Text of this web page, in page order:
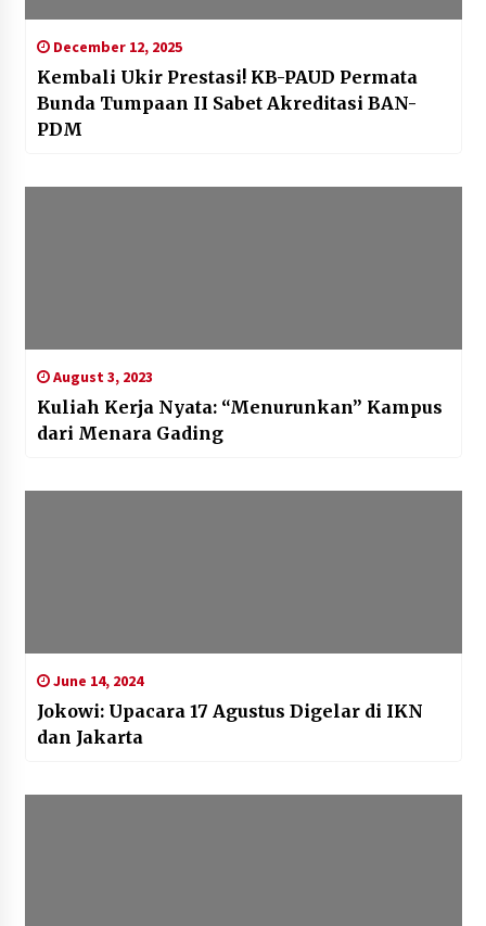
December 12, 2025
Kembali Ukir Prestasi! KB-PAUD Permata
Bunda Tumpaan II Sabet Akreditasi BAN-
PDM
August 3, 2023
Kuliah Kerja Nyata: “Menurunkan” Kampus
dari Menara Gading
June 14, 2024
Jokowi: Upacara 17 Agustus Digelar di IKN
dan Jakarta